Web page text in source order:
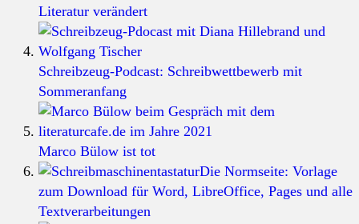
Literatur verändert
Schreibzeug-Podcast: Schreibwettbewerb mit
Sommeranfang
Marco Bülow ist tot
Die Normseite: Vorlage
zum Download für Word, LibreOffice, Pages und alle
Textverarbeitungen